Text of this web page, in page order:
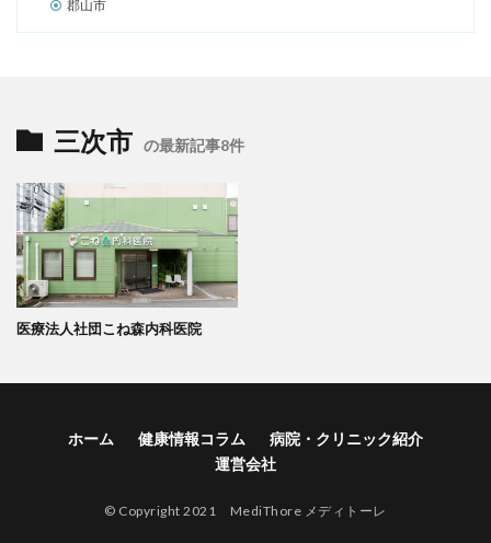
郡山市
三次市 の最新記事8件
医療法人社団こね森内科医院
ホーム 健康情報コラム
病院・クリニック紹介
運営会社
© Copyright 2021 MediThore メディトーレ